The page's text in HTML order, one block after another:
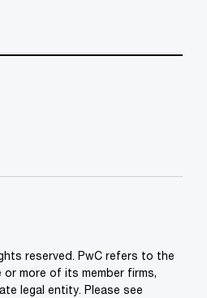
reserved. PwC refers to the
more of its member firms,
legal entity. Please see